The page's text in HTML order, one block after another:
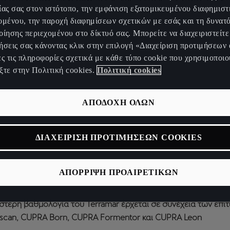
προστασία παιδιών (87%), προστασία ευάλωτων
και συστήματα υποβοήθησης οδηγού (76%)
βαθμολογία του Terramar έρχεται σε συνέχεια των
CUPRA Born, CUPRA Formentor και CUPRA Leon
σας στον ιστότοπο, την εμφάνιση εξατομικευμένου
την παροχή διαφημίσεων σχετικών με εσάς και τη
περιεχομένου στο δίκτυό σας. Μπορείτε να διαχειριστείτε
σας κάνοντας κλικ στην επιλογή «Διαχείριση
τις πληροφορίες σχετικά με κάθε τύπο cookie που
στην Πολιτική cookies. Πολιτική cookies
ΑΠΟΡΡΙΨΗ ΠΡΟΑΙΡΕΤΙΚΩΝ
ΑΠΟΔΟΧΗ ΟΛΩΝ
ΔΙΑΧΕΙΡΙΣΗ ΠΡΟΤΙΜΗΣΕΩΝ COOKIES